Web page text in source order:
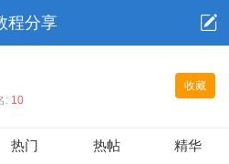
程分享
收藏
: 10
热门 热帖 精华